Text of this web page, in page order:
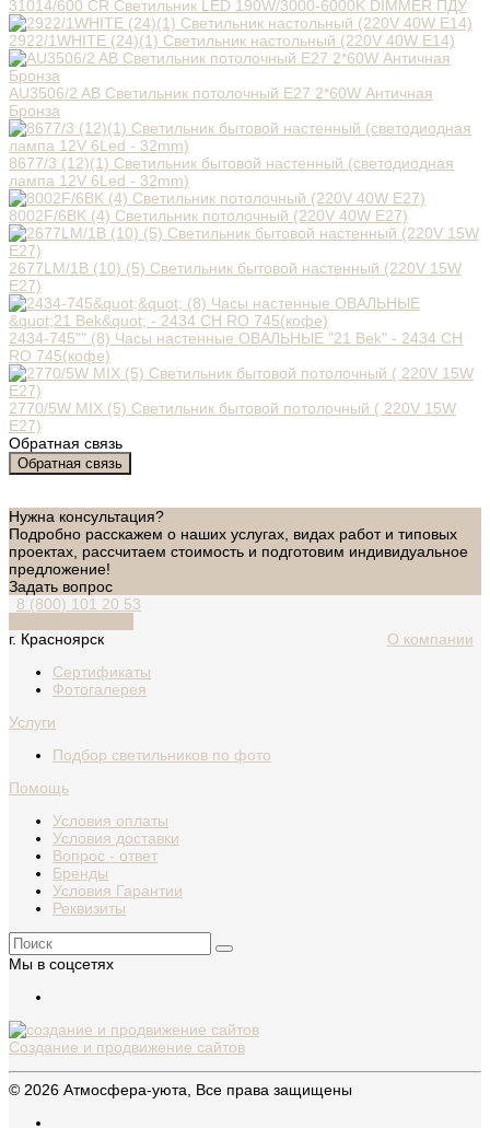
31014/600 CR Светильник LED 190W/3000-6000K DIMMER ПДУ
2922/1WHITE (24)(1) Светильник настольный (220V 40W E14)
AU3506/2 AB Светильник потолочный E27 2*60W Античная
Бронза
8677/3 (12)(1) Светильник бытовой настенный (светодиодная
лампа 12V 6Led - 32mm)
8002F/6BK (4) Светильник потолочный (220V 40W E27)
2677LM/1B (10) (5) Светильник бытовой настенный (220V 15W
E27)
2434-745"" (8) Часы настенные ОВАЛЬНЫЕ "21 Bek" - 2434 СН
RО 745(кофе)
2770/5W MIX (5) Светильник бытовой потолочный ( 220V 15W
E27)
Обратная связь
Обратная связь
Нужна консультация?
Подробно расскажем о наших услугах, видах работ и типовых
проектах, рассчитаем стоимость и подготовим индивидуальное
предложение!
Задать вопрос
8 (800) 101 20 53
г. Красноярск
О компании
Сертификаты
Фотогалерея
Услуги
Подбор светильников по фото
Помощь
Условия оплаты
Условия доставки
Вопрос - ответ
Бренды
Условия Гарантии
Реквизиты
Мы в соцсетях
Создание и продвижение сайтов
© 2026 Атмосфера-уюта, Все права защищены